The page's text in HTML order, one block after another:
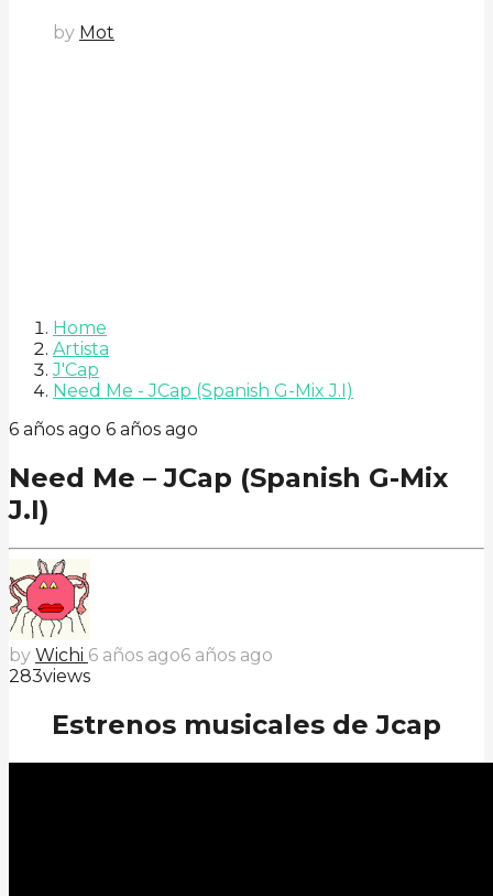
by Mot
Home
Artista
J'Cap
Need Me - JCap (Spanish G-Mix J.I)
6 años ago 6 años ago
Need Me – JCap (Spanish G-Mix
J.I)
by Wichi 6 años ago6 años ago
283views
Estrenos musicales de Jcap